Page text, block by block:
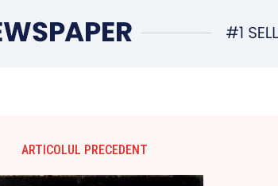
ARTICOLUL PRECEDENT